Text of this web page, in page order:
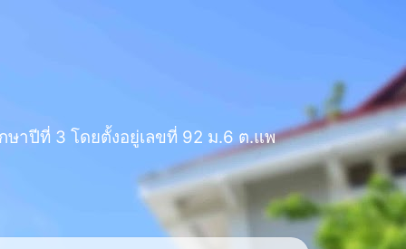
าปีที่ 3 โดยตั้งอยู่เลขที่ 92 ม.6 ต.แพ